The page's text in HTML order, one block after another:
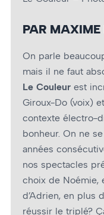
PAR MAXIME
On parle
mais il ne faut
Le Couleur est
Giroux-Do (voix)
contexte électro-
bonheur. On ne
années
nos spectacles
choix de Noémie,
d’Adrien, en plus
réussir le triplé?